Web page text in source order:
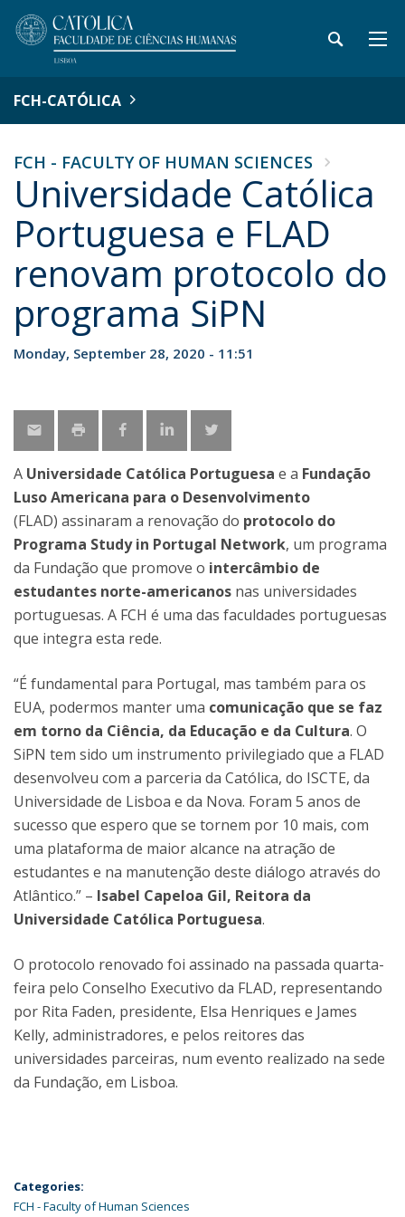
FCH-CATÓLICA
FCH - FACULTY OF HUMAN SCIENCES
Universidade Católica
Portuguesa e FLAD
renovam protocolo do
programa SiPN
Monday, September 28, 2020 - 11:51
A Universidade Católica Portuguesa e a Fundação
Luso Americana para o Desenvolvimento
(FLAD) assinaram a renovação do protocolo do
Programa Study in Portugal Network, um programa
da Fundação que promove o intercâmbio de
estudantes norte-americanos nas universidades
portuguesas. A FCH é uma das faculdades portuguesas
que integra esta rede.
“É fundamental para Portugal, mas também para os
EUA, podermos manter uma comunicação que se faz
em torno da Ciência, da Educação e da Cultura. O
SiPN tem sido um instrumento privilegiado que a FLAD
desenvolveu com a parceria da Católica, do ISCTE, da
Universidade de Lisboa e da Nova. Foram 5 anos de
sucesso que espero que se tornem por 10 mais, com
uma plataforma de maior alcance na atração de
estudantes e na manutenção deste diálogo através do
Atlântico.” – Isabel Capeloa Gil, Reitora da
Universidade Católica Portuguesa.
O protocolo renovado foi assinado na passada quarta-
feira pelo Conselho Executivo da FLAD, representando
por Rita Faden, presidente, Elsa Henriques e James
Kelly, administradores, e pelos reitores das
universidades parceiras, num evento realizado na sede
da Fundação, em Lisboa.
Categories:
FCH - Faculty of Human Sciences